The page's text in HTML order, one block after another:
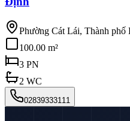
Phường Cát Lái, Thành
100.00 m²
3 PN
2 WC
02839333111